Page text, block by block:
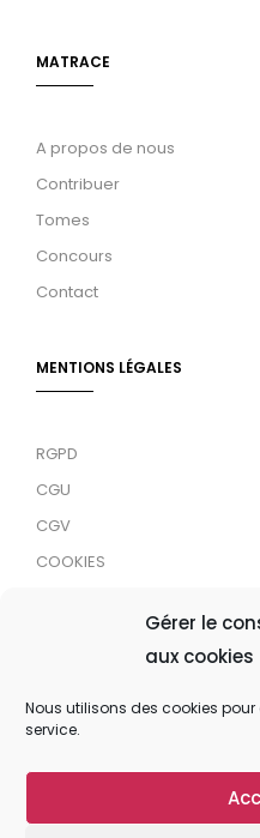
Gérer le
aux cookies
Nous utilisons des cookies
service.
MATRACE
A propos de nous
Contribuer
Tomes
Concours
Contact
MENTIONS LÉGALES
RGPD
CGU
CGV
COOKIES